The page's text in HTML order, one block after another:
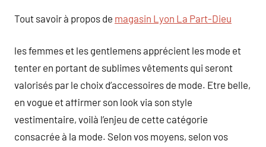
Tout savoir à propos de magasin Lyon La Part-Dieu
les femmes et les gentlemens apprécient les mode et
tenter en portant de sublimes vêtements qui seront
valorisés par le choix d’accessoires de mode. Etre belle,
en vogue et affirmer son look via son style
vestimentaire, voilà l’enjeu de cette catégorie
consacrée à la mode. Selon vos moyens, selon vos